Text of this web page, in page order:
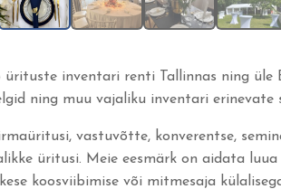
ürituste inventari renti Tallinnas ning üle
ning muu vajaliku inventari erinevate
vastuvõtte, konverentse,
üritusi. Meie eesmärk on aidata
koosviibimise või mitmesaja